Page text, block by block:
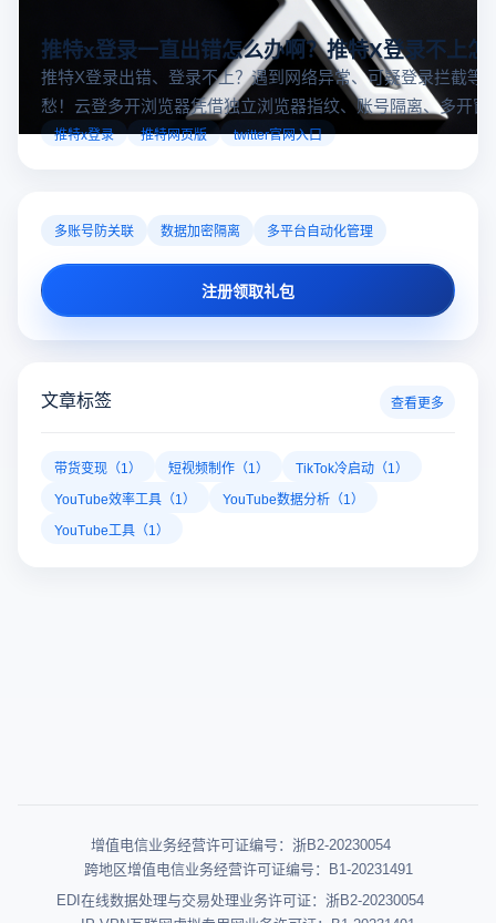
推特x登录一直出错怎么办啊？推特X登录不上怎
推特X登录出错、登录不上？遇到网络异常、可疑登录拦截等
愁！云登多开浏览器凭借独立浏览器指纹、账号隔离、多开窗
对性解决登录难题，让推特X登录更稳定安全～
推特x登录 推特网页版 twitter官网入口
多账号防关联 数据加密隔离 多平台自动化管理
注册领取礼包
文章标签 查看更多
带货变现（1） 短视频制作（1）
TikTok冷启动（1）
YouTube效率工具（1）
YouTube数据分析（1）
YouTube工具（1）
增值电信业务经营许可证编号：浙B2-20230054
跨地区增值电信业务经营许可证编号：B1-20231491
EDI在线数据处理与交易处理业务许可证：浙B2-20230054